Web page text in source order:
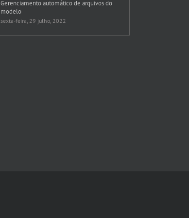
Gerenciamento automático de arquivos do
modelo
sexta-feira, 29 julho, 2022